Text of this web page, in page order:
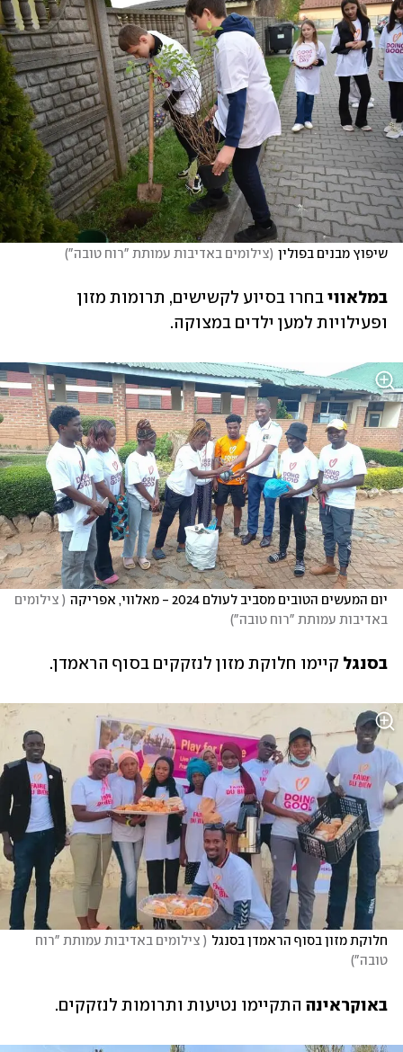
שיפוץ מבנים בפולין (צילומים באדיבות עמותת "רוח טובה")
במלאווי
ופעילויות למען ילדים במצוקה.
יום המעשים הטובים מסביב לעולם 2024 - מאלווי, אפריקה (
באדיבות עמותת "רוח טובה")
בסנגל קיימו חלוקת מזון לנזקקים בסוף הראמדן.
חלוקת מזון בסוף הראמדן בסנגל (
טובה")
באוקראינה התקיימו נטיעות ותרומות לנזקקים.